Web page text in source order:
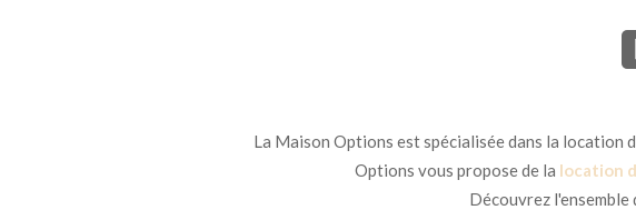
La Maison Options est spécialisée dans la location
Options vous propose de la location
Découvrez